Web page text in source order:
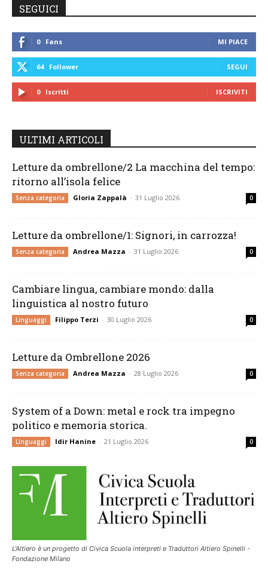
SEGUICI
0 Fans MI PIACE
64 Follower SEGUI
0 Iscritti ISCRIVITI
ULTIMI ARTICOLI
Letture da ombrellone/2 La macchina del tempo:
ritorno all’isola felice
Senza categoria Gloria Zappalà - 31 Luglio 2026 0
Letture da ombrellone/1: Signori, in carrozza!
Senza categoria Andrea Mazza - 31 Luglio 2026 0
Cambiare lingua, cambiare mondo: dalla
linguistica al nostro futuro
Linguaggi Filippo Terzi - 30 Luglio 2026 0
Letture da Ombrellone 2026
Senza categoria Andrea Mazza - 28 Luglio 2026 0
System of a Down: metal e rock tra impegno
politico e memoria storica.
Linguaggi Idir Hanine - 21 Luglio 2026 0
L'Altiero è un progetto di Civica Scuola interpreti e Traduttori Altiero Spinelli -
Fondazione Milano